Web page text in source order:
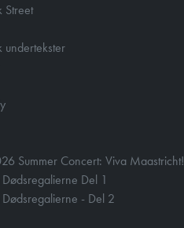
Street
undertekster
Summer Concert: Viva Maastricht!
Del 1
- Del 2